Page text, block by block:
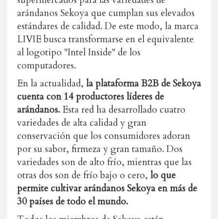
arándanos Sekoya que cumplan sus elevados
estándares de calidad. De este modo, la marca
LIVIE busca transformarse en el equivalente
al logotipo "Intel Inside" de los
computadores.
En la actualidad, la plataforma B2B de Sekoya
cuenta con 14 productores líderes de
arándanos.Esta red ha desarrollado cuatro
variedades de alta calidad y gran
conservación que los consumidores adoran
por su sabor, firmeza y gran tamaño. Dos
variedades son de alto frío, mientras que las
otras dos son de frío bajo o cero, lo que
permite cultivar arándanos Sekoya en más de
30 países de todo el mundo.